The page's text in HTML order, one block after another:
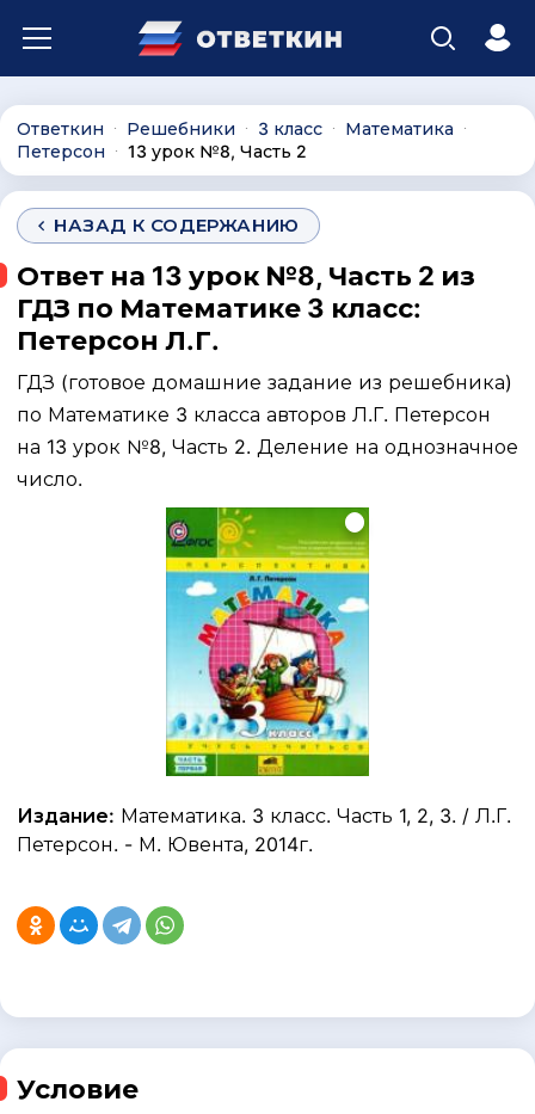
Ответкин ∙ Решебники ∙ 3 класс ∙ Математика ∙
Петерсон ∙ 13 урок №8, Часть 2
НАЗАД К СОДЕРЖАНИЮ
Ответ на 13 урок №8, Часть 2 из
ГДЗ по Математике 3 класс:
Петерсон Л.Г.
ГДЗ (готовое домашние задание из решебника)
по Математике 3 класса авторов Л.Г. Петерсон
на 13 урок №8, Часть 2. Деление на однозначное
число.
Издание: Математика. 3 класс. Часть 1, 2, 3. / Л.Г.
Петерсон. - М. Ювента, 2014г.
Условие